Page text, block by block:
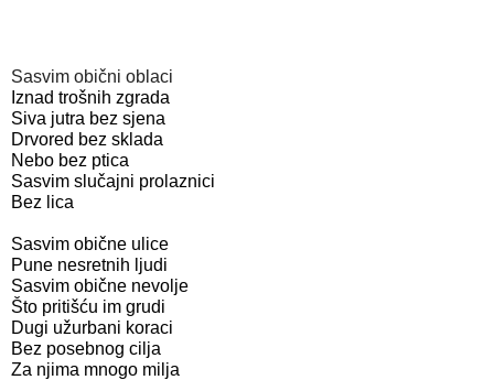
Sasvim obični oblaci
Iznad trošnih zgrada
Siva jutra bez sjena
Drvored bez sklada
Nebo bez ptica
Sasvim slučajni prolaznici
Bez lica
Sasvim obične ulice
Pune nesretnih ljudi
Sasvim obične nevolje
Što pritišću im grudi
Dugi užurbani koraci
Bez posebnog cilja
Za njima mnogo milja